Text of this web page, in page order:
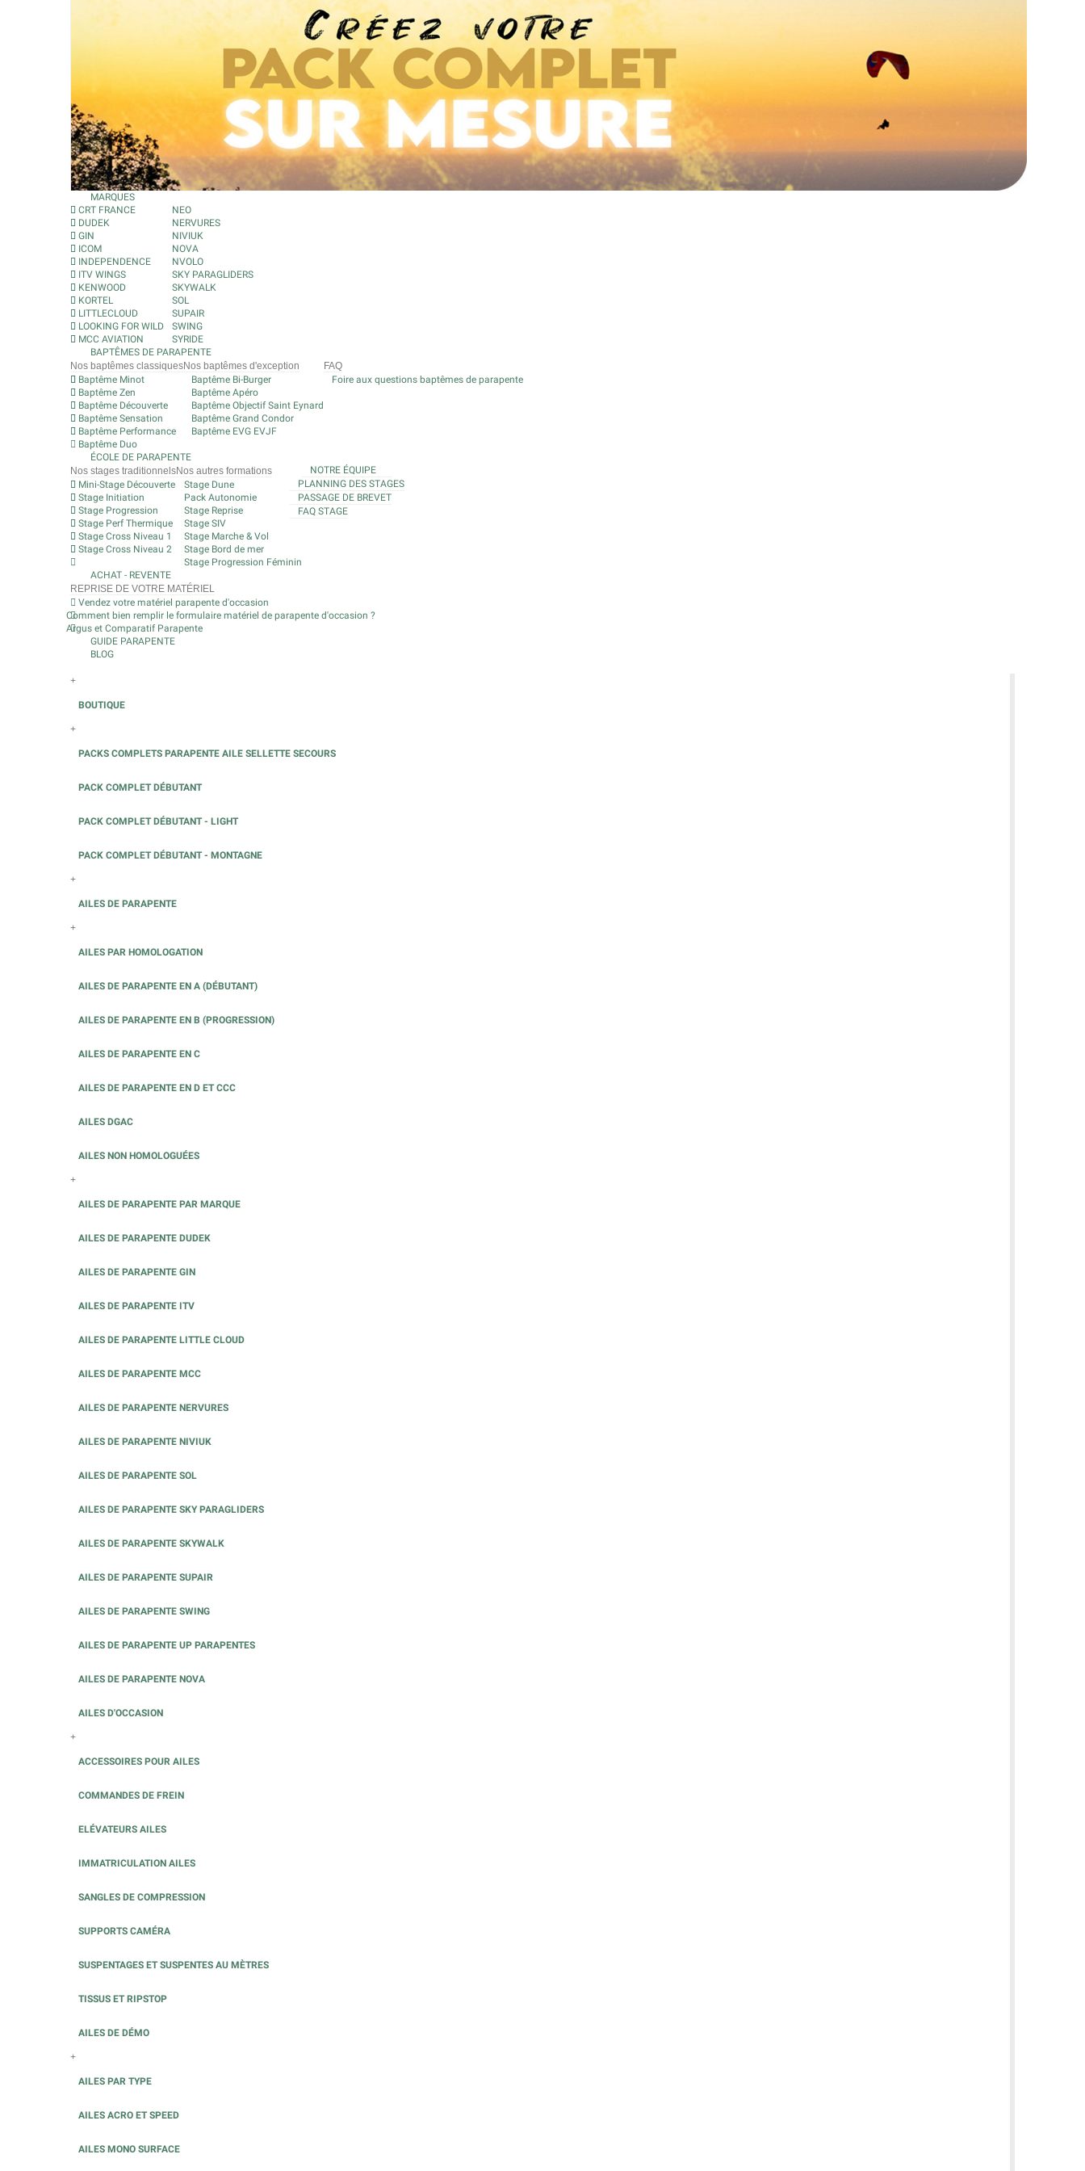
MARQUES
CRT FRANCE
DUDEK
GIN
ICOM
INDEPENDENCE
ITV WINGS
KENWOOD
KORTEL
LITTLECLOUD
LOOKING FOR WILD
MCC AVIATION
NEO
NERVURES
NIVIUK
NOVA
NVOLO
SKY PARAGLIDERS
SKYWALK
SOL
SUPAIR
SWING
SYRIDE
BAPTÊMES DE PARAPENTE
Nos baptêmes classiques
Baptême Minot
Baptême Zen
Baptême Découverte
Baptême Sensation
Baptême Performance
Baptême Duo
Nos baptêmes d'exception
Baptême Bi-Burger
Baptême Apéro
Baptême Objectif Saint Eynard
Baptême Grand Condor
Baptême EVG EVJF
FAQ
Foire aux questions baptêmes de parapente
ÉCOLE DE PARAPENTE
Nos stages traditionnels
Mini-Stage Découverte
Stage Initiation
Stage Progression
Stage Perf Thermique
Stage Cross Niveau 1
Stage Cross Niveau 2
Nos autres formations
Stage Dune
Pack Autonomie
Stage Reprise
Stage SIV
Stage Marche & Vol
Stage Bord de mer
Stage Progression Féminin
NOTRE ÉQUIPE
PLANNING DES STAGES
PASSAGE DE BREVET
FAQ STAGE
ACHAT - REVENTE
REPRISE DE VOTRE MATÉRIEL
Vendez votre matériel parapente d'occasion
Comment bien remplir le formulaire matériel de parapente d'occasion ?
Argus et Comparatif Parapente
GUIDE PARAPENTE
BLOG
+
BOUTIQUE
+
PACKS COMPLETS PARAPENTE AILE SELLETTE SECOURS
PACK COMPLET DÉBUTANT
PACK COMPLET DÉBUTANT - LIGHT
PACK COMPLET DÉBUTANT - MONTAGNE
+
AILES DE PARAPENTE
+
AILES PAR HOMOLOGATION
AILES DE PARAPENTE EN A (DÉBUTANT)
AILES DE PARAPENTE EN B (PROGRESSION)
AILES DE PARAPENTE EN C
AILES DE PARAPENTE EN D ET CCC
AILES DGAC
AILES NON HOMOLOGUÉES
+
AILES DE PARAPENTE PAR MARQUE
AILES DE PARAPENTE DUDEK
AILES DE PARAPENTE GIN
AILES DE PARAPENTE ITV
AILES DE PARAPENTE LITTLE CLOUD
AILES DE PARAPENTE MCC
AILES DE PARAPENTE NERVURES
AILES DE PARAPENTE NIVIUK
AILES DE PARAPENTE SOL
AILES DE PARAPENTE SKY PARAGLIDERS
AILES DE PARAPENTE SKYWALK
AILES DE PARAPENTE SUPAIR
AILES DE PARAPENTE SWING
AILES DE PARAPENTE UP PARAPENTES
AILES DE PARAPENTE NOVA
AILES D'OCCASION
+
ACCESSOIRES POUR AILES
COMMANDES DE FREIN
ELÉVATEURS AILES
IMMATRICULATION AILES
SANGLES DE COMPRESSION
SUPPORTS CAMÉRA
SUSPENTAGES ET SUSPENTES AU MÈTRES
TISSUS ET RIPSTOP
AILES DE DÉMO
+
AILES PAR TYPE
AILES ACRO ET SPEED
AILES MONO SURFACE